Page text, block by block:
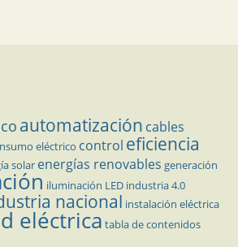
automatización cables
eléctrico control eficiencia
solar energías renovables generación
iluminación LED industria 4.0
nacional instalación eléctrica
eléctrica tabla de contenidos